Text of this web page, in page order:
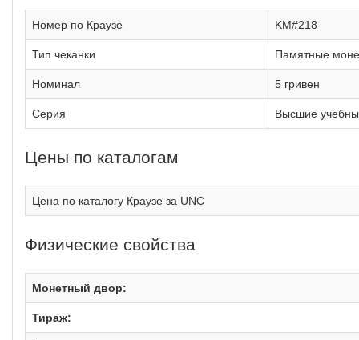
Номер по Краузе KM#218
Тип чеканки Памятные
Номинал 5 гривен
Серия Высшие
Цены по каталогам
Цена по каталогу Краузе за UNC
Физические свойства
Монетный двор:
Тираж: